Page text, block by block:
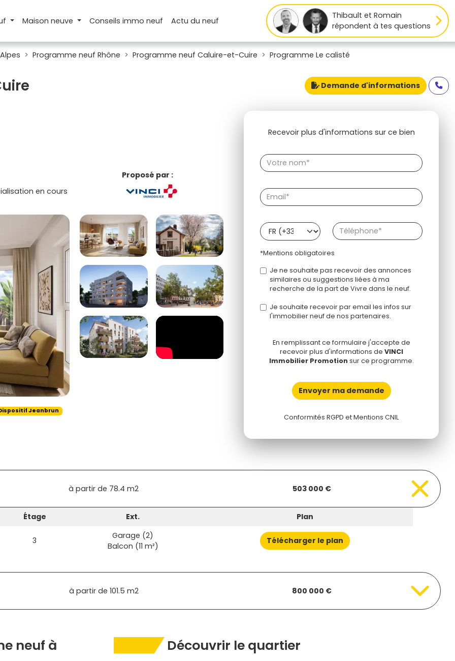
Maison neuve Conseilsimmo neuf Actudu neuf
Thibault et Romain
répondent à tes questions
Programme neuf Rhône Programme neuf Caluire-et-Cuire Programme Le calisté
Demande d'informations
en cours
Proposé par :
Jeanbrun
Recevoir plus d'informations sur ce bien
*Mentions obligatoires
Je ne souhaite pas recevoir des annonces
similaires ou suggestions liées à ma
recherche de la part de Vivre dans le neuf.
Je souhaite recevoir par email les infos sur
l'immobilier neuf de nos partenaires.
En remplissant ce formulaire j'accepte de
recevoir plus d'informations de VINCI
Immobilier Promotion sur ce programme.
Envoyer ma demande
Conformités RGPD et Mentions CNIL
à partir de 78.4 m2 503 000 €
Étage Ext. Plan
3
Garage (2)
Balcon (11 m²)
Télécharger le plan
à partir de 101.5 m2 800 000 €
neuf à Découvrir le quartier